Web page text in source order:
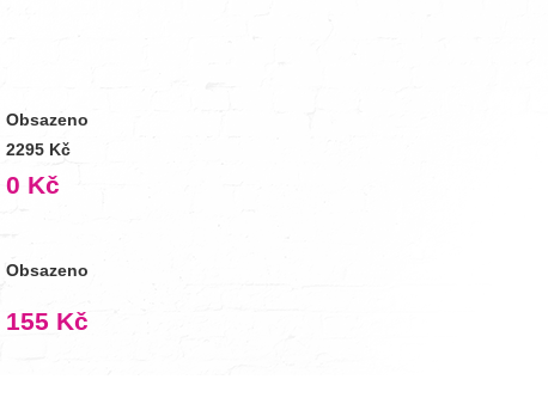
Obsazeno
2295 Kč
0 Kč
Obsazeno
155 Kč